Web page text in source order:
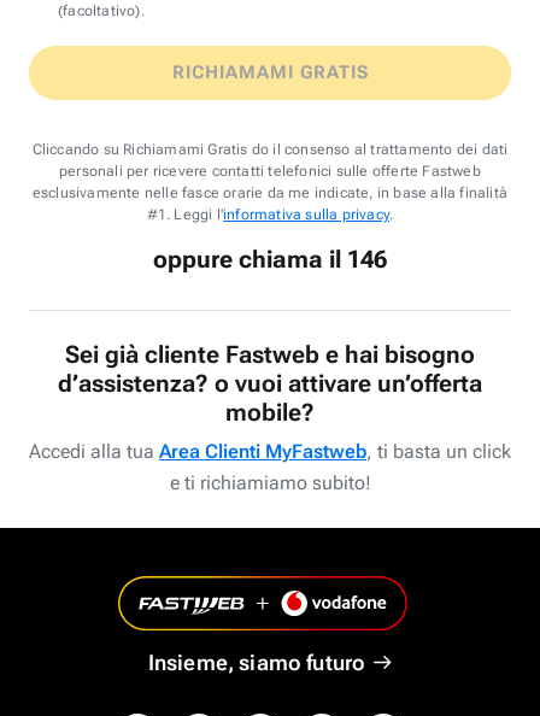
(facoltativo).
RICHIAMAMI GRATIS
Cliccando su Richiamami Gratis do il consenso al trattamento dei dati
personali per ricevere contatti telefonici sulle offerte Fastweb
esclusivamente nelle fasce orarie da me indicate, in base alla finalità
#1. Leggi l'informativa sulla privacy.
oppure chiama il 146
Sei già cliente Fastweb e hai bisogno
d’assistenza? o vuoi attivare un’offerta
mobile?
Accedi alla tua Area Clienti MyFastweb, ti basta un click
e ti richiamiamo subito!
Insieme, siamo futuro